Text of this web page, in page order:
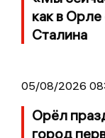
как в
Сталина
05/08/2026
Орёл
город